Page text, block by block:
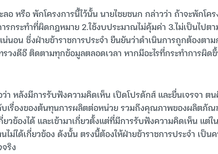
อ หรือ พักโครงการนี้ไว้นั้น นายไชยชนก กล่าวว่า ถ้าจะพักโคร
รกระทำที่ผิดกฎหมาย 2.ใช้งบประมาณไม่คุ้มค่า 3.ไม่เป็นไปต
นอน ซึ่งฝ่ายข้าราชการประจำ ยืนยันว่าดำเนินการถูกต้องตา
รวงดีอี ติดตามทุกข้อมูลตลอดเวลา หากมีอะไรที่กระทำการผิด
า หลังมีการรับฟังความคิดเห็น เปิดโปรดักส์ และยื่นเจรจา ต
เรื่องของต้นทุนการผลิตต่อหน่วย รวมถึงคุณภาพของผลิตภัณ
วข้องได้ และเข้ามาเกี่ยวตั้งแต่ที่มีการรับฟังความคิดเห็น แต่
ม่ได้เกี่ยวข้อง ดังนั้น ตรงนี้ต้องให้ฝ่ายข้าราชการประจำ เป็น
ริง